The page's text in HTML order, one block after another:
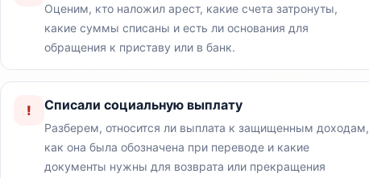
Оценим, кто наложил арест, какие счета затронуты,
какие суммы списаны и есть ли основания для
обращения к приставу или в банк.
! Списали социальную выплату
Разберем, относится ли выплата к защищенным доходам,
как она была обозначена при переводе и какие
документы нужны для возврата или прекращения